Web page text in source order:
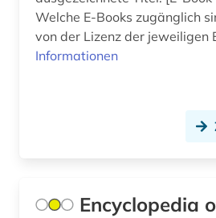
karlsruhe (1)
klassik (1)
koptisch (1)
Welche E-Books zugänglich
von der Lizenz der jeweiligen
Informationen
Encyclopedia